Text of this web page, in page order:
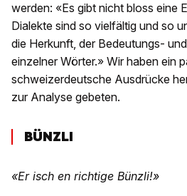
werden: «Es gibt nicht bloss eine
Dialekte sind so vielfältig und so
die Herkunft, der Bedeutungs-
einzelner Wörter.» Wir haben ein
schweizerdeutsche Ausdrücke
zur Analyse gebeten.
BÜNZLI
«Er isch en richtige Bünzli!»